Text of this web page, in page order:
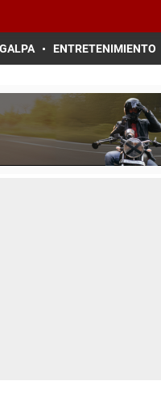
ENTRETENIMIENTO